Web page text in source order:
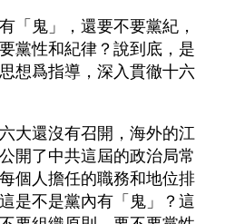
「鬼」，還要不要黨紀，
黨性和紀律？說到底，是
想爲指導，深入貫徹十六
大還沒有召開，海外的江
開了中共這屆的政治局常
個人擔任的職務和地位排
是不是黨內有「鬼」？這